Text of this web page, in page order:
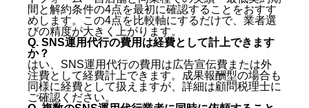
間と解約条件の4点を最初に確認することをおすす
めします。この4点を比較軸にするだけで、業者選
びの精度が大きく上がります。
Q. SNS運用代行の費用は経費として計上できます
か？
はい、SNS運用代行の費用は広告宣伝費または外
注費として経費計上できます。成果報酬型の場合も
同様に経費として扱えますが、詳細は顧問税理士に
ご確認ください。